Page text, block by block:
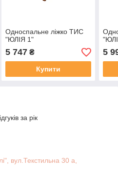
Односпальне ліжко ТИС
"ЮЛІЯ 1"
5 747₴
Купити
5
за рік
вул.Текстильна 30 а,